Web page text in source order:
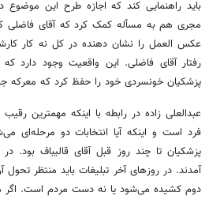
باید راهنمایی کند که اجازه طرح این
مجری هم به مسأله کمک کرد که آقای فاضلی
عکس العمل را نشان دهنده در کل نه کار
رفتار آقای فاضلی. این واقعیت وجود دارد
پزشکیان خونسردی خود را حفظ کرد که معرکه
عبدالعلی زاده در رابطه با اینکه مهمترین
فرد است و اینکه آیا انتخابات دو مرحله‌ای
پزشکیان تا چند روز قبل آقای قالیباف بود.
آمدند. در روزهای آخر تبلیغات باید منتظر تحول
دوم کشیده می‌شود یا نه دست مردم است. اگر